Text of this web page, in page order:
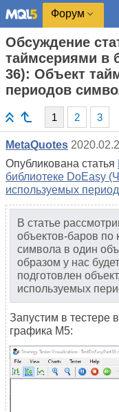
Форум
Обсуждение
таймсериями в
36): Объект
периодов
1 2 3
MetaQuotes
Опубликована статья
библиотеке DoEasy
используемых
В статье
объектов-баров по
символа в один
образом у нас
подготовлен
используемых
Запустим в тестере
графика M5: